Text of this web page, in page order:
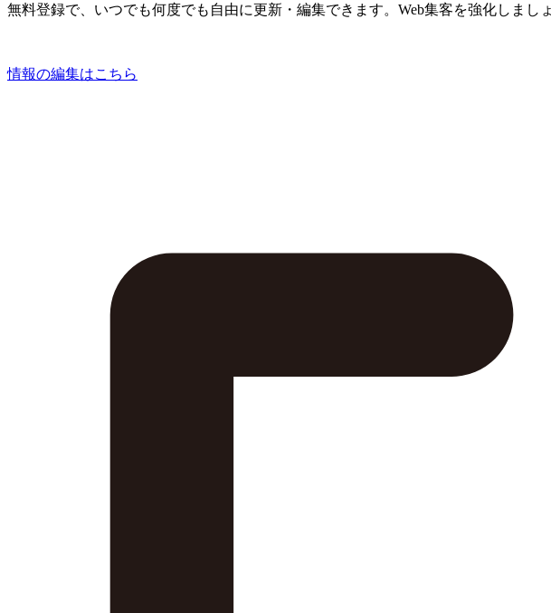
無料登録で、いつでも何度でも自由に更新・編集できます。Web集客を強化しましょ
情報の編集はこちら